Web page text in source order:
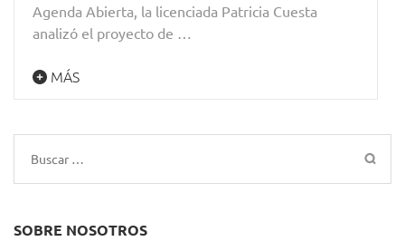
Agenda Abierta, la licenciada Patricia Cuesta
analizó el proyecto de …
MÁS
Buscar:
SOBRE NOSOTROS